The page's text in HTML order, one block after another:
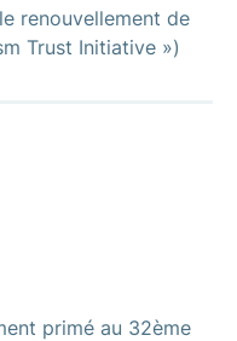
renouvellement de
Trust Initiative »)
primé au 32ème